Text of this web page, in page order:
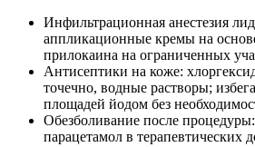
Инфильтрационная анестезия
аппликационные кремы на
прилокаина на ограниченных
Антисептики на коже:
точечно, водные растворы;
площадей йодом без
Обезболивание после
парацетамол в терапевтических